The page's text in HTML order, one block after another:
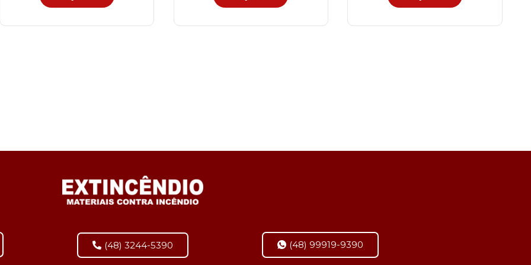
(48) 3244-5390 (48) 99919-9390